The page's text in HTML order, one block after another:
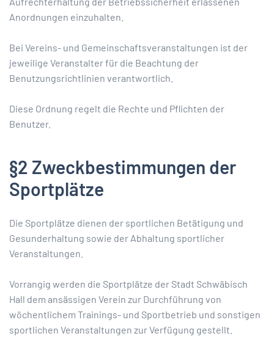
Anordnungen einzuhalten.
Bei Vereins- und Gemeinschaftsveranstaltungen ist der
jeweilige Veranstalter für die Beachtung der
Benutzungsrichtlinien verantwortlich.
Diese Ordnung regelt die Rechte und Pflichten der
Benutzer.
§2 Zweckbestimmungen der
Sportplätze
Die Sportplätze dienen der sportlichen Betätigung und
Gesunderhaltung sowie der Abhaltung sportlicher
Veranstaltungen.
Vorrangig werden die Sportplätze der Stadt Schwäbisch
Hall dem ansässigen Verein zur Durchführung von
wöchentlichem Trainings- und Sportbetrieb und sonstigen
sportlichen Veranstaltungen zur Verfügung gestellt.